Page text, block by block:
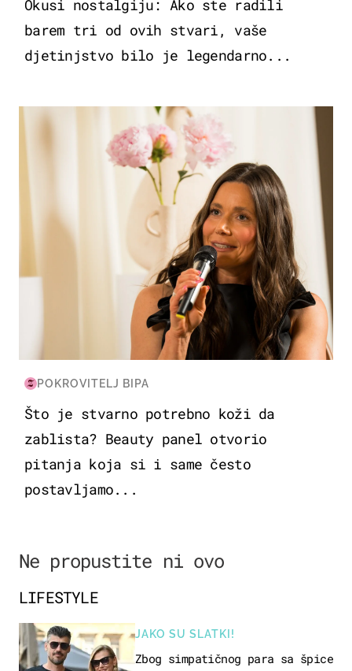
Okusi nostalgiju: Ako ste radili
barem tri od ovih stvari, vaše
djetinjstvo bilo je legendarno...
MODA & LJEPOTA
POKROVITELJ BIPA
Što je stvarno potrebno koži da
zablista? Beauty panel otvorio
pitanja koja si i same često
postavljamo...
Ne propustite ni ovo
LIFESTYLE
JAKO SU SLATKI!
Zbog simpatičnog para sa špice